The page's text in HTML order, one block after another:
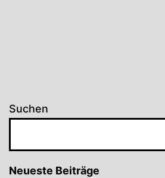
Suchen
Neueste Beiträge